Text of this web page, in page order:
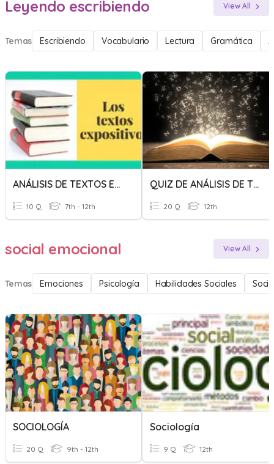
Leyendo escribiendo View All
Temas Escribiendo Vocabulario Lectura Gramática
ANÁLISIS DE TEXTOS EXPOSITIVOS
10 Q 7th - 12th
QUIZ DE ANÁLISIS DE TEXTOS
20 Q 12th
social emocional View All
Temas Emociones Psicología Habilidades Sociales
SOCIOLOGÍA
20 Q 9th - 12th
Sociología
9 Q 12th